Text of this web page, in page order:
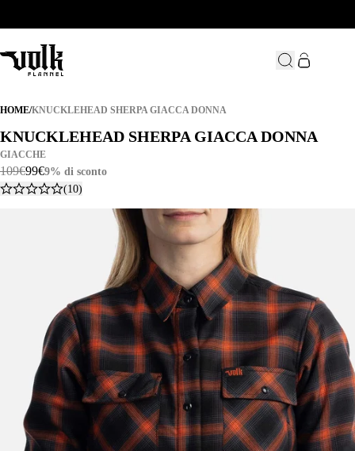
HOME/KNUCKLEHEAD SHERPA GIACCA DONNA
KNUCKLEHEAD SHERPA GIACCA DONNA
KNUCKLEHEAD SHERPA GIACCA DONNA
KNUCKLEHEAD SHERPA GIACCA DONNA
GIACCHE
109€99€9% di sconto
(10)